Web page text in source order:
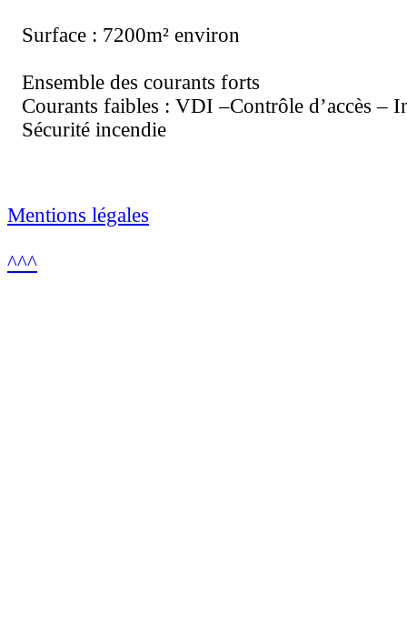
Surface : 7200m² environ
Ensemble des courants forts
Courants faibles : VDI –Contrôle d’accès –
Sécurité incendie
Mentions légales
^^^